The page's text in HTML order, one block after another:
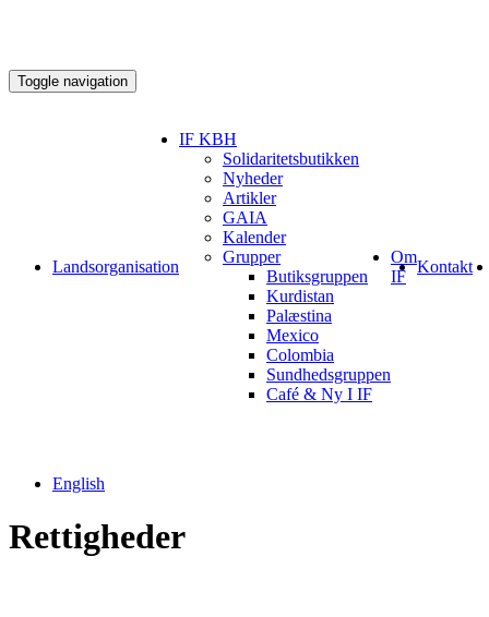
Toggle navigation
Landsorganisation
IF KBH
Solidaritetsbutikken
Nyheder
Artikler
GAIA
Kalender
Grupper
Butiksgruppen
Kurdistan
Palæstina
Mexico
Colombia
Sundhedsgruppen
Café & Ny I IF
Om
IF
Kontakt
English
Rettigheder